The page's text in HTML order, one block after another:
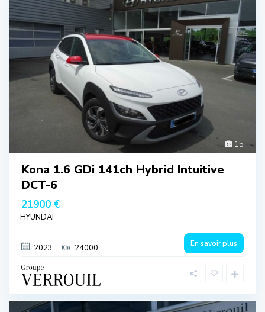
15
Kona 1.6 GDi 141ch Hybrid Intuitive
DCT-6
21900 €
HYUNDAI
2023 24000 En savoir plus